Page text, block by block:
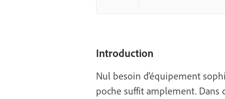
Introduction
Nul besoin d’équipement
poche suffit amplement. Dans